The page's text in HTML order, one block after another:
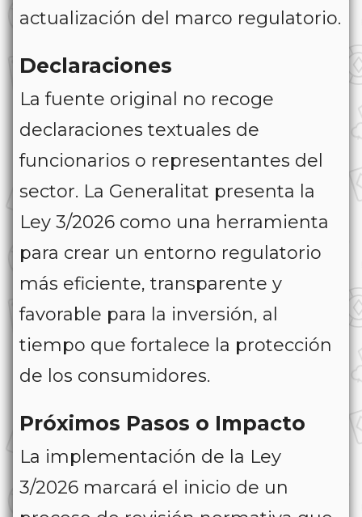
actualización del marco regulatorio.
Declaraciones
La fuente original no recoge
declaraciones textuales de
funcionarios o representantes del
sector. La Generalitat presenta la
Ley 3/2026 como una herramienta
para crear un entorno regulatorio
más eficiente, transparente y
favorable para la inversión, al
tiempo que fortalece la protección
de los consumidores.
Próximos Pasos o Impacto
La implementación de la Ley
3/2026 marcará el inicio de un